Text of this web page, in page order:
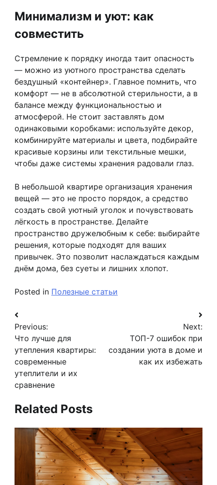
Минимализм и уют: как
совместить
Стремление к порядку иногда таит опасность
— можно из уютного пространства сделать
бездушный «контейнер». Главное помнить, что
комфорт — не в абсолютной стерильности, а в
балансе между функциональностью и
атмосферой. Не стоит заставлять дом
одинаковыми коробками: используйте декор,
комбинируйте материалы и цвета, подбирайте
красивые корзины или текстильные мешки,
чтобы даже системы хранения радовали глаз.
В небольшой квартире организация хранения
вещей — это не просто порядок, а средство
создать свой уютный уголок и почувствовать
лёгкость в пространстве. Делайте
пространство дружелюбным к себе: выбирайте
решения, которые подходят для ваших
привычек. Это позволит наслаждаться каждым
днём дома, без суеты и лишних хлопот.
Posted in Полезные статьи
Навигация
по
записям
Previous:
Что лучше для
утепления квартиры:
современные
утеплители и их
сравнение
Next:
ТОП-7 ошибок при
создании уюта в доме и
как их избежать
Related Posts